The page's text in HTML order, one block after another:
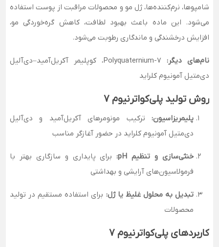
شامپوها، نرم‌کننده‌ها، ژل مو و محصولات مراقبت از پوست استفاده
می‌شود. این ماده باعث بهبود لطافت، کاهش گره‌خوردگی مو،
افزایش درخشندگی و ماندگاری رطوبت می‌شود.
نام‌های دیگر:
Polyquaternium-7، کوپلیمر آکریل‌آمید–دی‌آلیل
دی‌متیل آمونیوم کلراید
روش تولید پلی‌کواترنیوم ۷
پلیمریزاسیون: ترکیب مونومرهای آکریل‌آمید و دی‌آلیل
دی‌متیل آمونیوم کلراید در حضور آغازگر مناسب
خنثی‌سازی و تنظیم pH:
برای پایداری و سازگاری بهتر با
فرمولاسیون‌های آرایشی و بهداشتی
تبدیل به محلول غلیظ یا ژل: برای استفاده مستقیم در تولید
محصولات
کاربردهای پلی‌کواترنیوم ۷